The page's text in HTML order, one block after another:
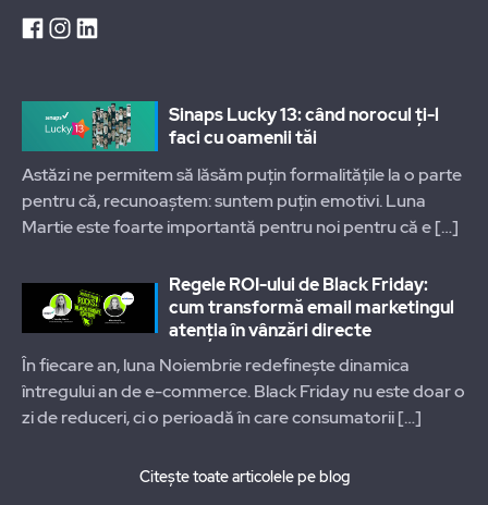
Sinaps Lucky 13: când norocul ți-l
faci cu oamenii tăi
Astăzi ne permitem să lăsăm puțin formalitățile la o parte
pentru că, recunoaștem: suntem puțin emotivi. Luna
Martie este foarte importantă pentru noi pentru că e[…]
Regele ROI-ului de Black Friday:
cum transformă email marketingul
atenția în vânzări directe
În fiecare an, luna Noiembrie redefinește dinamica
întregului an de e-commerce. Black Friday nu este doar o
zi de reduceri, ci o perioadă în care consumatorii[…]
Citește toate articolele pe blog